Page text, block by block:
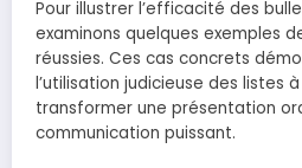
Pour illustrer l’efficacité des
examinons quelques exemples
réussies. Ces cas concrets
l’utilisation judicieuse des listes
transformer une présentation
communication puissant.